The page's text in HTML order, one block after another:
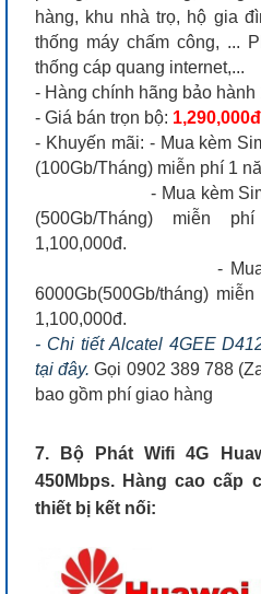
hàng, khu nhà trọ, hộ gia
thống máy chấm công, ...
thống cáp quang internet,...
- Hàng chính hãng bảo hành
- Giá bán trọn bộ:
- Khuyến mãi: - Mua kèm
(100Gb/Tháng) miễn phí 1
- Mua kèm Sim 4G
(500Gb/Tháng) miễn
1,100,000đ.
- Mua kèm
6000Gb(500Gb/tháng)
1,100,000đ.
- Chi tiết Alcatel 4GEE
tại đây. Gọi 0902 389 788
bao gồm phí giao hàng
7. Bộ Phát Wifi 4G
450Mbps. Hàng cao cấp
thiết bị kết nối: